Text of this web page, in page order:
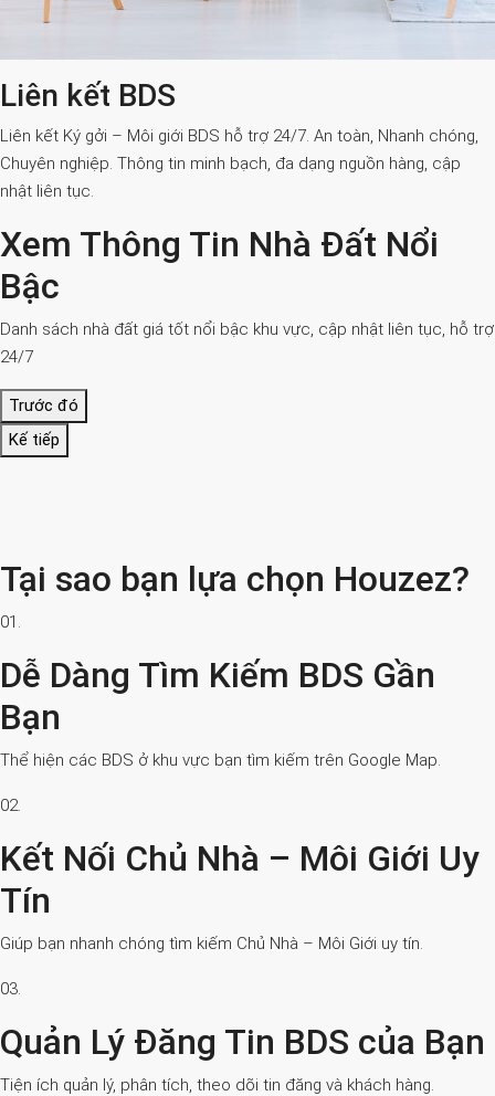
Liên kết BDS
Liên kết Ký gởi – Môi giới BDS hỗ trợ 24/7. An toàn, Nhanh chóng,
Chuyên nghiệp. Thông tin minh bạch, đa dạng nguồn hàng, cập
nhật liên tục.
Xem Thông Tin Nhà Đất Nổi
Bậc
Danh sách nhà đất giá tốt nổi bậc khu vực, cập nhật liên tục, hỗ trợ
24/7
Trước đó
Kế tiếp
Tại sao bạn lựa chọn Houzez?
01.
Dễ Dàng Tìm Kiếm BDS Gần
Bạn
Thể hiện các BDS ở khu vực bạn tìm kiếm trên Google Map.
02.
Kết Nối Chủ Nhà – Môi Giới Uy
Tín
Giúp bạn nhanh chóng tìm kiếm Chủ Nhà – Môi Giới uy tín.
03.
Quản Lý Đăng Tin BDS của Bạn
Tiện ích quản lý, phân tích, theo dõi tin đăng và khách hàng.